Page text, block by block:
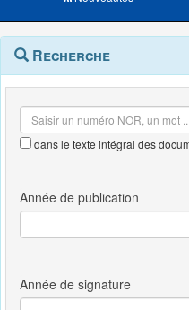
Navigation
outils
Menu
contextuel
Recherche
dans le texte intégral des